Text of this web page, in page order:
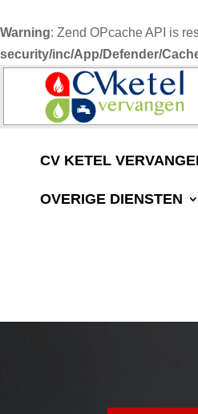
Warning: Zend OPcache API is
security/inc/App/Defender/
CV KETEL
OVERIGE DIENSTEN